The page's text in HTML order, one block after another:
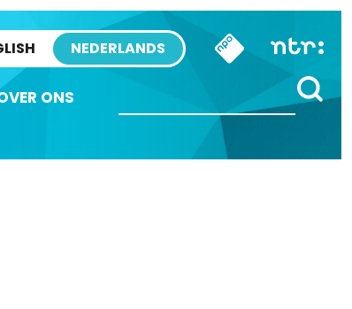
NEDERLANDS
ONS